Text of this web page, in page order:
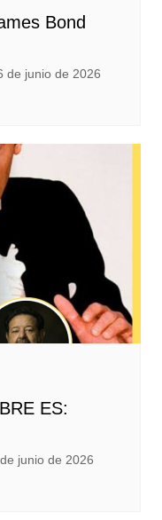
Bond
de junio de 2026
ES:
junio de 2026